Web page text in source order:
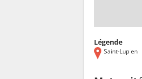
Légende
Saint-Lupien